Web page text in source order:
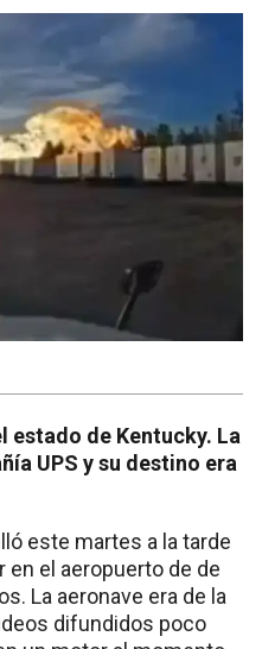
estado de Kentucky. La
UPS y su destino era
este martes a la tarde
en el aeropuerto de de
La aeronave era de la
difundidos poco